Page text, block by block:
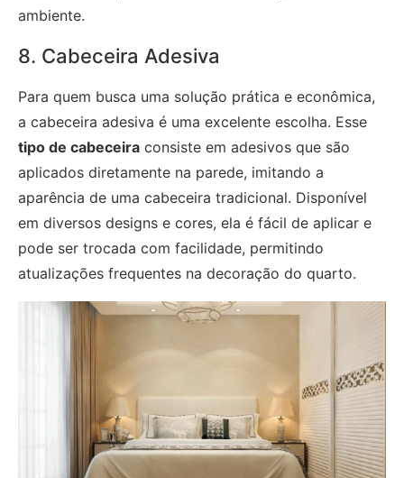
ambiente.
8. Cabeceira Adesiva
Para quem busca uma solução prática e econômica,
a cabeceira adesiva é uma excelente escolha. Esse
tipo de cabeceira consiste em adesivos que são
aplicados diretamente na parede, imitando a
aparência de uma cabeceira tradicional. Disponível
em diversos designs e cores, ela é fácil de aplicar e
pode ser trocada com facilidade, permitindo
atualizações frequentes na decoração do quarto.